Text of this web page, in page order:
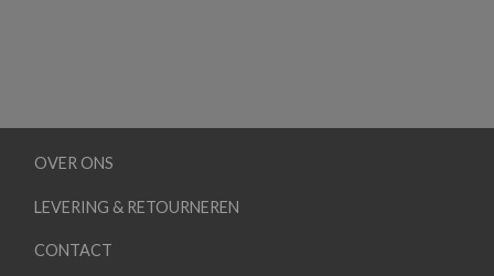
OVER ONS
LEVERING & RETOURNEREN
CONTACT